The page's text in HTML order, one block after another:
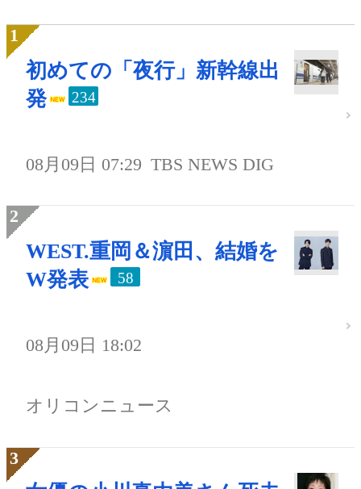
初めての「夜行」新幹線出
発
234
08月09日 07:29 TBS NEWS DIG
WEST.重岡＆濵田、結婚を
W発表
58
08月09日 18:02
オリコンニュース